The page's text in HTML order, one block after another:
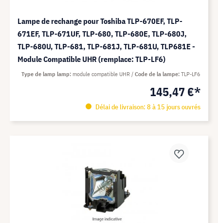
Lampe de rechange pour Toshiba TLP-670EF, TLP-
671EF, TLP-671UF, TLP-680, TLP-680E, TLP-680J,
TLP-680U, TLP-681, TLP-681J, TLP-681U, TLP681E -
Module Compatible UHR (remplace: TLP-LF6)
145,47 €*
Délai de livraison: 8 à 15 jours ouvrés
Type de lamp lamp module compatible UHR Code de la lampe TLP-LF6